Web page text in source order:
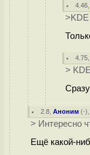
4.46
>KDE
4.75
>
2.8 ,Аноним (-
> Интересно
Ещё какой-